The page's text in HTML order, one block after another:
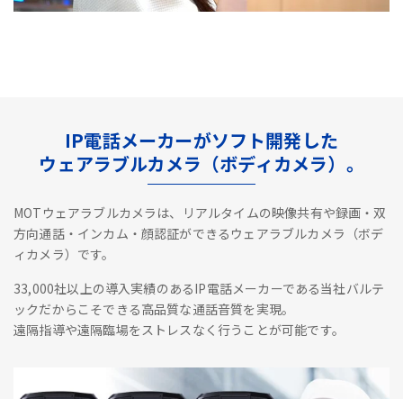
IP電話メーカーがソフト開発した
ウェアラブルカメラ（ボディカメラ）。
MOTウェアラブルカメラは、リアルタイムの映像共有や録画・双
方向通話・インカム・顔認証ができるウェアラブルカメラ（ボデ
ィカメラ）です。
33,000社以上の導入実績のあるIP電話メーカーである当社バルテ
ックだからこそできる高品質な通話音質を実現。
遠隔指導や遠隔臨場をストレスなく行うことが可能です。